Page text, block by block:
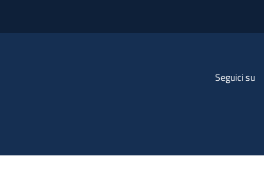
Seguici su